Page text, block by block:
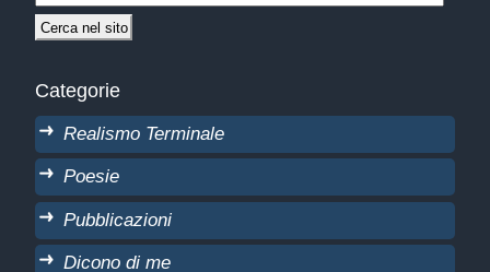
Categorie
Realismo Terminale
Poesie
Pubblicazioni
Dicono di me